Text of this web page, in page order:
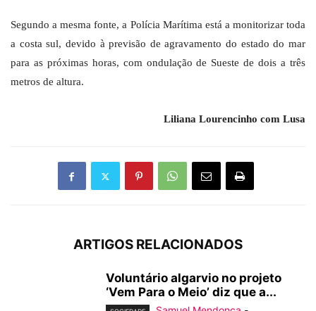
Segundo a mesma fonte, a Polícia Marítima está a monitorizar toda
a costa sul, devido à previsão de agravamento do estado do mar
para as próximas horas, com ondulação de Sueste de dois a três
metros de altura.
Liliana Lourencinho com Lusa
ARTIGOS RELACIONADOS
Voluntário algarvio no projeto
‘Vem Para o Meio’ diz que a...